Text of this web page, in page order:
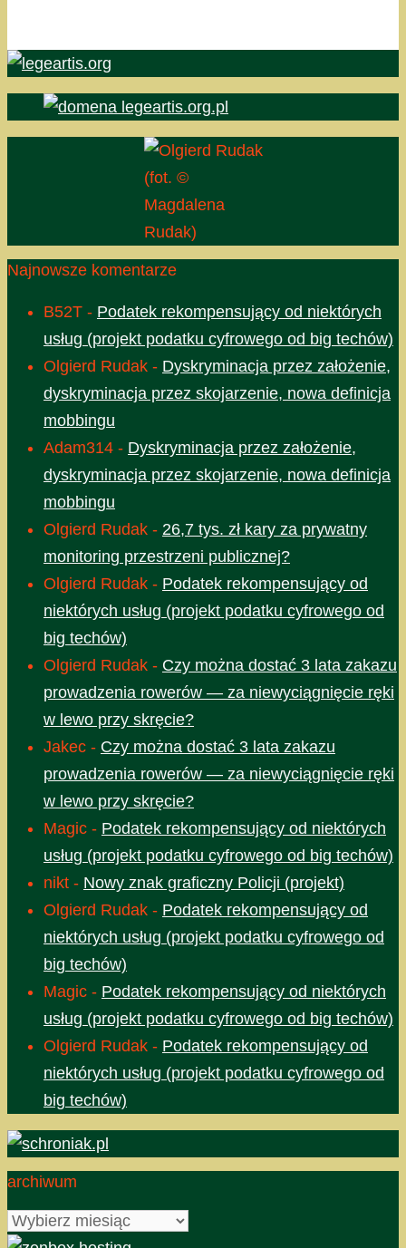
(fot. ©
Magdalena
Rudak)
Najnowsze komentarze
B52T - Podatek rekompensujący od niektórych
usług (projekt podatku cyfrowego od big techów)
Olgierd Rudak - Dyskryminacja przez założenie,
dyskryminacja przez skojarzenie, nowa definicja
mobbingu
Adam314 - Dyskryminacja przez założenie,
dyskryminacja przez skojarzenie, nowa definicja
mobbingu
Olgierd Rudak - 26,7 tys. zł kary za prywatny
monitoring przestrzeni publicznej?
Olgierd Rudak - Podatek rekompensujący od
niektórych usług (projekt podatku cyfrowego od
big techów)
Olgierd Rudak - Czy można dostać 3 lata zakazu
prowadzenia rowerów — za niewyciągnięcie ręki
w lewo przy skręcie?
Jakec - Czy można dostać 3 lata zakazu
prowadzenia rowerów — za niewyciągnięcie ręki
w lewo przy skręcie?
Magic - Podatek rekompensujący od niektórych
usług (projekt podatku cyfrowego od big techów)
nikt - Nowy znak graficzny Policji (projekt)
Olgierd Rudak - Podatek rekompensujący od
niektórych usług (projekt podatku cyfrowego od
big techów)
Magic - Podatek rekompensujący od niektórych
usług (projekt podatku cyfrowego od big techów)
Olgierd Rudak - Podatek rekompensujący od
niektórych usług (projekt podatku cyfrowego od
big techów)
archiwum
archiwum